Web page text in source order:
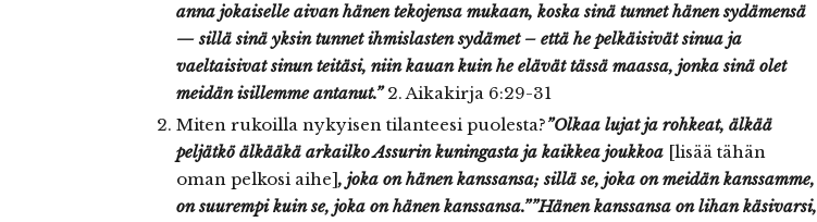
anna jokaiselle aivan hänen tekojensa mukaan, koska sinä tunnet hänen sydämensä
— sillä sinä yksin tunnet ihmislasten sydämet – että he pelkäisivät sinua ja
vaeltaisivat sinun teitäsi, niin kauan kuin he elävät tässä maassa, jonka sinä olet
meidän isillemme antanut.”2. Aikakirja 6:29-31
Miten rukoilla nykyisen tilanteesi puolesta?”Olkaa lujat ja rohkeat, älkää
peljätkö älkääkä arkailko Assurin kuningasta ja kaikkea joukkoa [lisää tähän
oman pelkosi aihe], joka on hänen kanssansa; sillä se, joka on meidän kanssamme,
on suurempi kuin se, joka on hänen kanssansa.””Hänen kanssansa on lihan käsivarsi,